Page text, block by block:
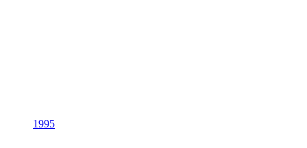
1995